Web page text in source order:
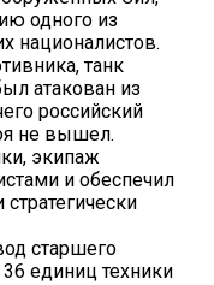
одного из
националистов.
танк
атакован из
российский
не вышел.
экипаж
и обеспечил
старшего
единиц техники